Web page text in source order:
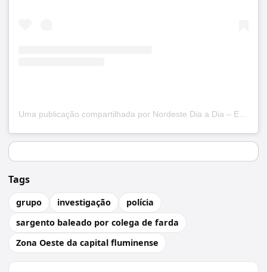
Tags
grupo investigação
polícia
sargento baleado por colega de farda
Zona Oeste da capital fluminense